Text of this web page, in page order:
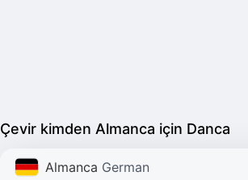
Çevir kimden Almanca için Danca
Almanca German